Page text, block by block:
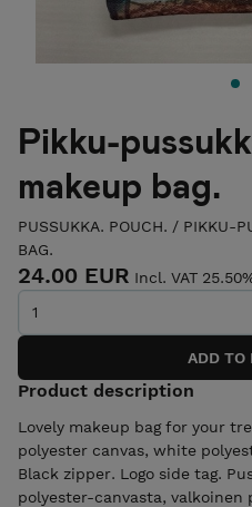
Pikku-
makeup bag.
PUSSUKKA. POUCH. / PIKKU-
BAG.
24.00 EUR Incl. VAT
Product description
Lovely makeup bag for your
polyester canvas, white
Black zipper. Logo side tag.
polyester-canvasta, valkoinen